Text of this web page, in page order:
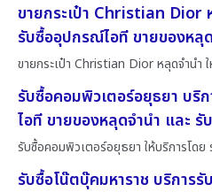
ขายกระเป๋า Christian Dior
รับซื้ออุปกรณ์ไอที ขายของหลุ
ขายกระเป๋า Christian Dior หลุดจำนำ
รับซื้อคอมพิวเตอร์อยุธยา บริ
ไอที ขายของหลุดจำนำ และ
รับซื้อคอมพิวเตอร์อยุธยา ให้บริการโดย
รับซื้อโน๊ตบุ๊คมหาราช บริการ